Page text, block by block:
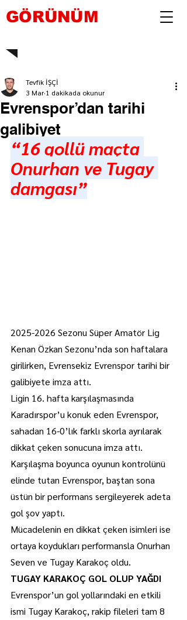
GÖRÜNÜM
Evrenspor’dan tarihi
galibiyet
Tevfik İŞÇİ
3 Mar 1 dakikada okunur
“16 gollü maçta
Onurhan ve Tugay
damgası”
2025-2026 Sezonu Süper Amatör Lig
Kenan Özkan Sezonu’nda son haftalara
girilirken, Evrensekiz Evrenspor tarihi bir
galibiyete imza attı.
Ligin 16. hafta karşılaşmasında
Karadırspor’u konuk eden Evrenspor,
sahadan 16-0’lık farklı skorla ayrılarak
dikkat çeken sonucuna imza attı.
Karşılaşma boyunca oyunun kontrolünü
elinde tutan Evrenspor, baştan sona
üstün bir performans sergileyerek adeta
gol şov yaptı.
Mücadelenin en dikkat çeken isimleri ise
ortaya koydukları performansla Onurhan
Seven ve Tugay Karakoç oldu.
TUGAY KARAKOÇ GOL OLUP YAĞDI
Evrenspor’un gol yollarındaki en etkili
ismi Tugay Karakoç, rakip fileleri tam 8